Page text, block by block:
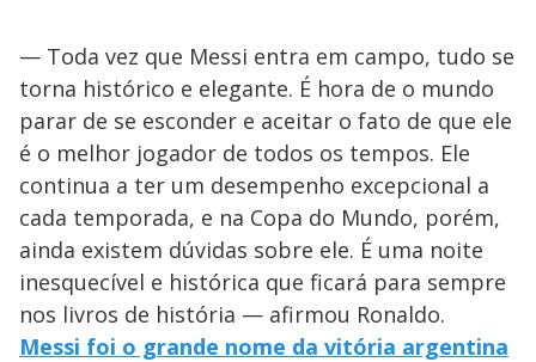
— Toda vez que Messi entra em campo, tudo se
torna histórico e elegante. É hora de o mundo
parar de se esconder e aceitar o fato de que ele
é o melhor jogador de todos os tempos. Ele
continua a ter um desempenho excepcional a
cada temporada, e na Copa do Mundo, porém,
ainda existem dúvidas sobre ele. É uma noite
inesquecível e histórica que ficará para sempre
nos livros de história — afirmou Ronaldo.
Messi foi o grande nome da vitória argentina